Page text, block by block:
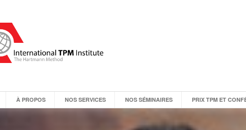
À PROPOS NOS SERVICES NOS SÉMINAIRES PRIX TPM ET